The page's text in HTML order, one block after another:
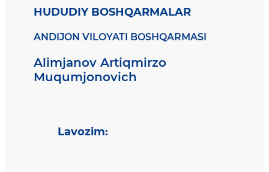
HUDUDIY BOSHQARMALAR
ANDIJON VILOYATI BOSHQARMASI
Alimjanov Artiqmirzo
Muqumjonovich
Lavozim: